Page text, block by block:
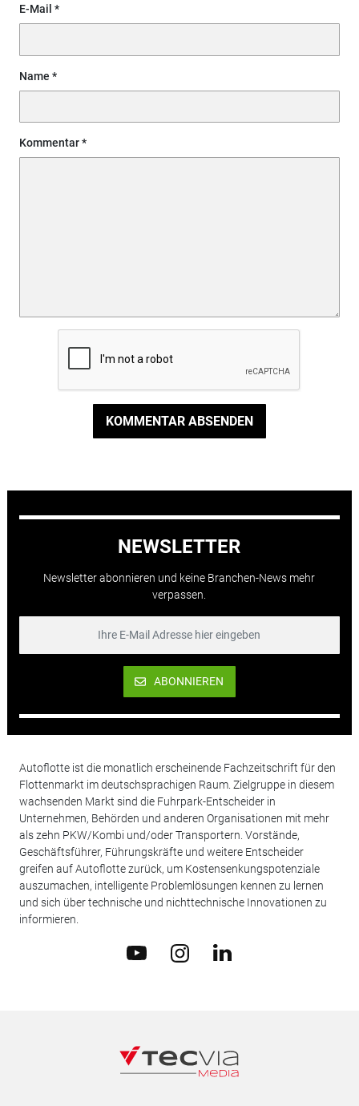
E-Mail
Name
Kommentar
KOMMENTAR ABSENDEN
NEWSLETTER
Newsletter abonnieren und keine Branchen-News mehr
verpassen.
ABONNIEREN
Autoflotte ist die monatlich erscheinende Fachzeitschrift für den
Flottenmarkt im deutschsprachigen Raum. Zielgruppe in diesem
wachsenden Markt sind die Fuhrpark-Entscheider in
Unternehmen, Behörden und anderen Organisationen mit mehr
als zehn PKW/Kombi und/oder Transportern. Vorstände,
Geschäftsführer, Führungskräfte und weitere Entscheider
greifen auf Autoflotte zurück, um Kostensenkungspotenziale
auszumachen, intelligente Problemlösungen kennen zu lernen
und sich über technische und nichttechnische Innovationen zu
informieren.